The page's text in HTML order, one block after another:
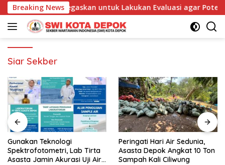
Langsung
ke
konten
Breaking News
Depok Tegaskan untuk Lakukan Evaluasi agar Potensi
Siar Sekber
Gunakan Teknologi
Spektrofotometri, Lab Tirta
Asasta Jamin Akurasi Uji Air
Peringati Hari Air Sedunia,
Asasta Depok Angkat 10 Ton
Sampah Kali Ciliwung